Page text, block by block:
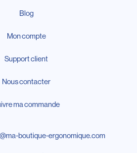
Blog
Mon compte
Support client
Nous contacter
ma commande
boutique-ergonomique.com